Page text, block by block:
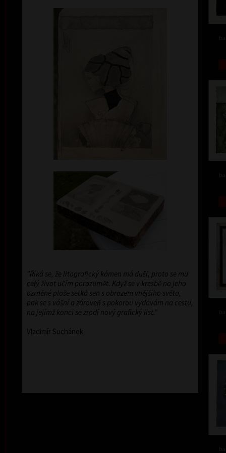
"Říká se, že litografický kámen má duši, proto se mu
celý život učím porozumět. Když se v kresbě na jeho
ozrněné ploše setká sen s obrazem vnějšího světa,
pak se s vášní a zároveň s pokorou vydávám na cestu,
na jejímž konci se zrodí nový grafický list."
Vladimír Suchánek